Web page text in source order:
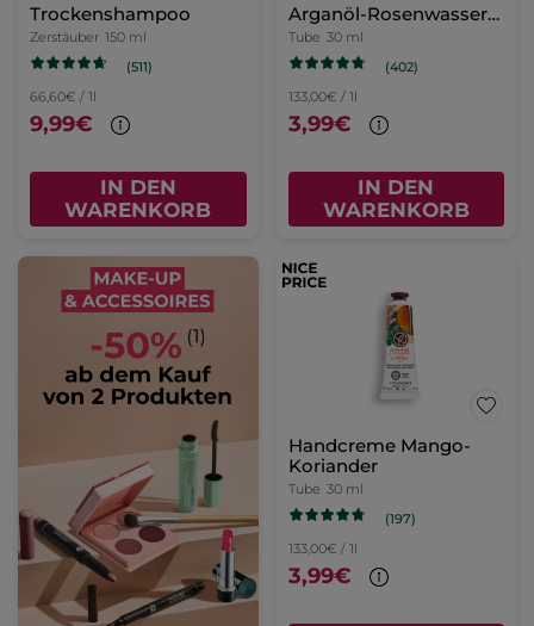
Trockenshampoo
Zerstäuber 150 ml
(511)
66,60€ / 1l
9,99€
IN DEN
WARENKORB
Arganöl-Rosenwasser
30 ml
Tube 30 ml
(402)
133,00€ / 1l
3,99€
IN DEN
WARENKORB
Handcreme Mango-
Koriander
Tube 30 ml
(197)
133,00€ / 1l
3,99€